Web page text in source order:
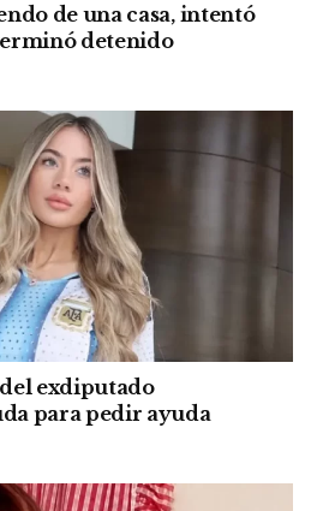
de una casa, intentó
detenido
exdiputado
para pedir ayuda